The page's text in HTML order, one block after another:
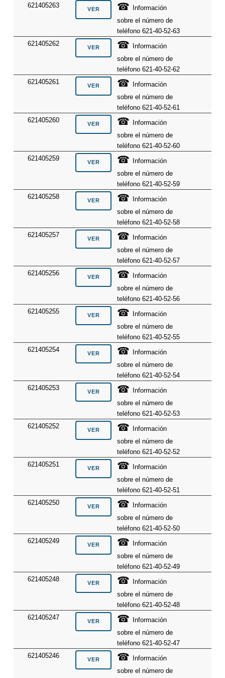
621405263
☎
Información
sobre el número de
teléfono 621-40-52-63
621405262
☎
Información
sobre el número de
teléfono 621-40-52-62
621405261
☎
Información
sobre el número de
teléfono 621-40-52-61
621405260
☎
Información
sobre el número de
teléfono 621-40-52-60
621405259
☎
Información
sobre el número de
teléfono 621-40-52-59
621405258
☎
Información
sobre el número de
teléfono 621-40-52-58
621405257
☎
Información
sobre el número de
teléfono 621-40-52-57
621405256
☎
Información
sobre el número de
teléfono 621-40-52-56
621405255
☎
Información
sobre el número de
teléfono 621-40-52-55
621405254
☎
Información
sobre el número de
teléfono 621-40-52-54
621405253
☎
Información
sobre el número de
teléfono 621-40-52-53
621405252
☎
Información
sobre el número de
teléfono 621-40-52-52
621405251
☎
Información
sobre el número de
teléfono 621-40-52-51
621405250
☎
Información
sobre el número de
teléfono 621-40-52-50
621405249
☎
Información
sobre el número de
teléfono 621-40-52-49
621405248
☎
Información
sobre el número de
teléfono 621-40-52-48
621405247
☎
Información
sobre el número de
teléfono 621-40-52-47
621405246
☎
Información
sobre el número de